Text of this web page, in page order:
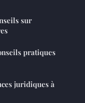
sur
pratiques
juridiques à